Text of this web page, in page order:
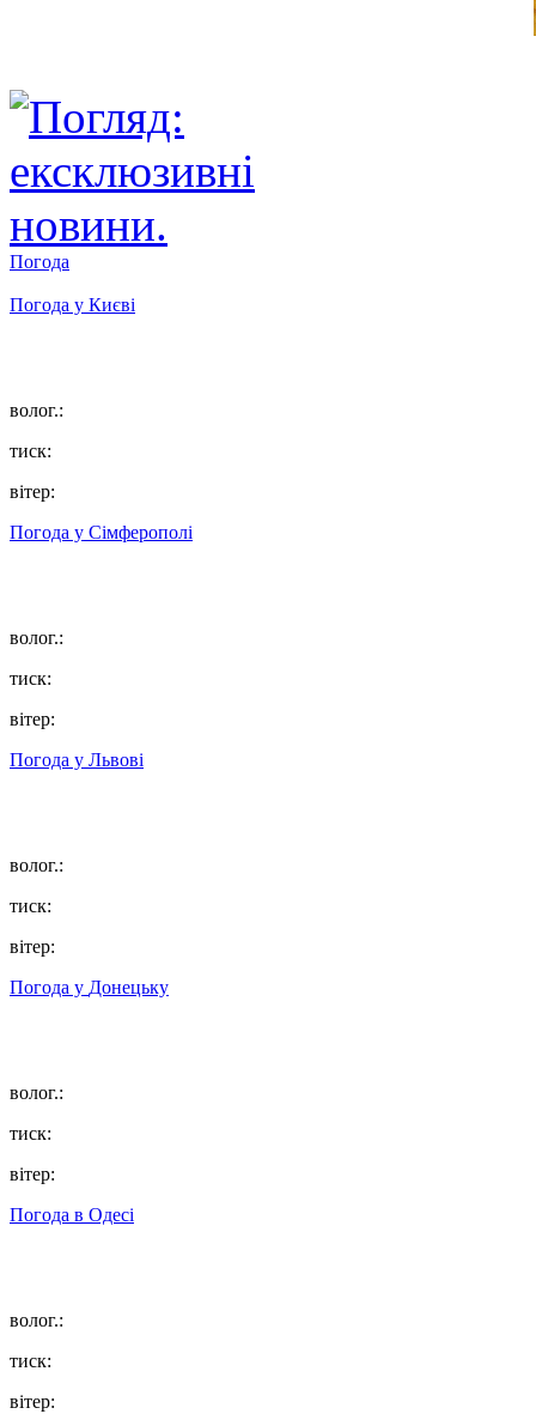
Погода
Погода у Києві
волог.:
тиск:
вітер:
Погода у Сімферополі
волог.:
тиск:
вітер:
Погода у Львові
волог.:
тиск:
вітер:
Погода у Донецьку
волог.:
тиск:
вітер:
Погода в Одесі
волог.:
тиск:
вітер: